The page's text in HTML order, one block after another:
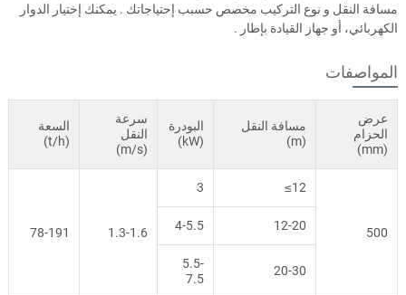
مسافة النقل و نوع التركيب مخصص حسبب إحتياجاتك . يمكنك إختيار الدوار
الكهربائي، أو جهاز القيادة بإطار .
المواصفات
عرض
الحزام
(mm)
مسافة النقل
(m)
البودرة
(kW)
سرعة
النقل
(m/s)
السعة
(t/h)
500
≤12
3
1.3-1.6
78-191 12-20
4-5.5
20-30
5.5-
7.5